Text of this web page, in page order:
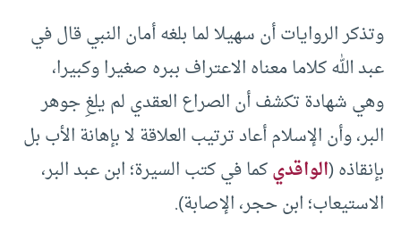
وتذكر الروايات أن سهيلا لما بلغه أمان النبي قال في
عبد الله كلاما معناه الاعتراف ببره صغيرا وكبيرا،
وهي شهادة تكشف أن الصراع العقدي لم يلغِ جوهر
البر، وأن الإسلام أعاد ترتيب العلاقة لا بإهانة الأب بل
بإنقاذه (الواقديكما في كتب السيرة؛ ابن عبد البر،
الاستيعاب؛ ابن حجر، الإصابة).